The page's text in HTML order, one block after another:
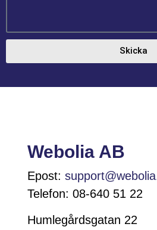
Skicka
Webolia AB
Epost:
Telefon: 08-640 51 22
Humlegårdsgatan 22